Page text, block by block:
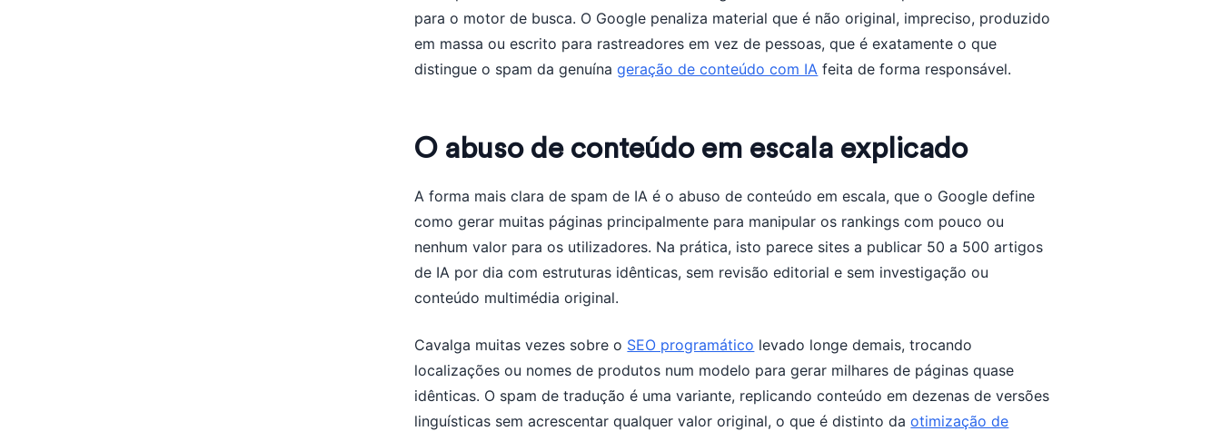
para o motor de busca. O Google penaliza material que é não original, impreciso, produzido
em massa ou escrito para rastreadores em vez de pessoas, que é exatamente o que
distingue o spam da genuínageração de conteúdo com IA feita de forma responsável.
O abuso de conteúdo em escala explicado
A forma mais clara de spam de IA é o abuso de conteúdo em escala, que o Google define
como gerar muitas páginas principalmente para manipular os rankings com pouco ou
nenhum valor para os utilizadores. Na prática, isto parece sites a publicar 50 a 500 artigos
de IA por dia com estruturas idênticas, sem revisão editorial e sem investigação ou
conteúdo multimédia original.
Cavalga muitas vezes sobre o SEO programático levado longe demais, trocando
localizações ou nomes de produtos num modelo para gerar milhares de páginas quase
idênticas. O spam de tradução é uma variante, replicando conteúdo em dezenas de versões
linguísticas sem acrescentar qualquer valor original, o que é distinto daotimização de